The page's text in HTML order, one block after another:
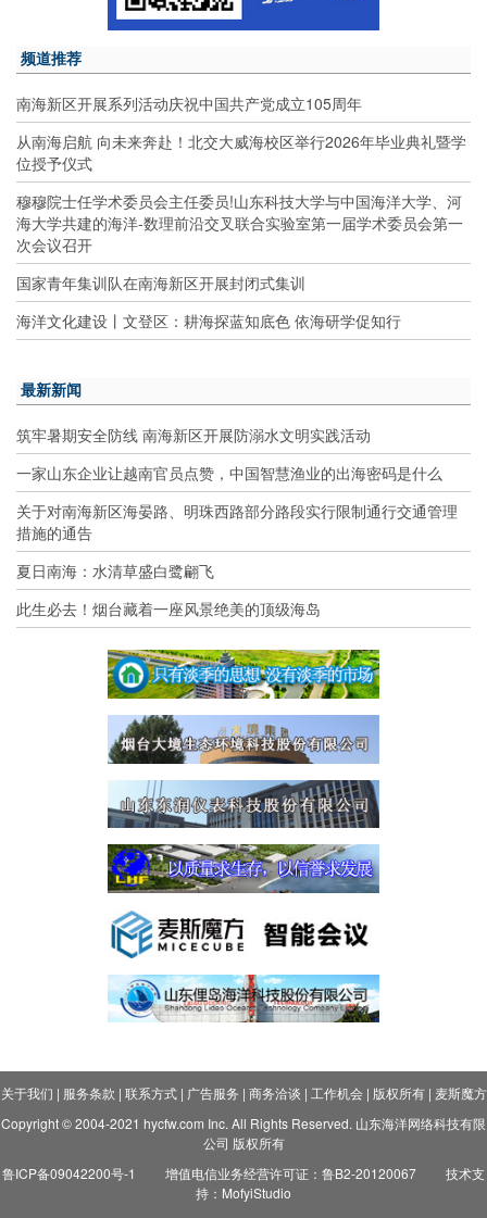
频道推荐
南海新区开展系列活动庆祝中国共产党成立105周年
从南海启航 向未来奔赴！北交大威海校区举行2026年毕业典礼暨学
位授予仪式
穆穆院士任学术委员会主任委员!山东科技大学与中国海洋大学、河
海大学共建的海洋-数理前沿交叉联合实验室第一届学术委员会第一
次会议召开
国家青年集训队在南海新区开展封闭式集训
海洋文化建设丨文登区：耕海探蓝知底色 依海研学促知行
最新新闻
筑牢暑期安全防线 南海新区开展防溺水文明实践活动
一家山东企业让越南官员点赞，中国智慧渔业的出海密码是什么
关于对南海新区海晏路、明珠西路部分路段实行限制通行交通管理
措施的通告
夏日南海：水清草盛白鹭翩飞
此生必去！烟台藏着一座风景绝美的顶级海岛
关于我们 | 服务条款 | 联系方式| 广告服务 | 商务洽谈 | 工作机会| 版权所有| 麦斯魔方
Copyright © 2004-2021 hycfw.com Inc. All Rights Reserved. 山东海洋网络科技有限
公司 版权所有
鲁ICP备09042200号-1
增值电信业务经营许可证：鲁B2-20120067
技术支
持：MofyiStudio